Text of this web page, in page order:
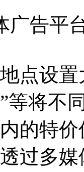
告平
设置
等将不
的特
过多